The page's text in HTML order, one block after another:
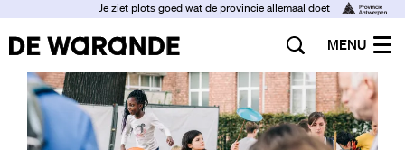
Je ziet plots goed wat de provincie allemaal doet
MENU